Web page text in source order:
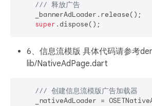
/// 释放广告
    _bannerAdLoader.release();
super
6、信息流模版 具体代码请参考
lib/NativeAdPage.dart
/// 创建信息流模版广告加载器
_nativeAdLoader =